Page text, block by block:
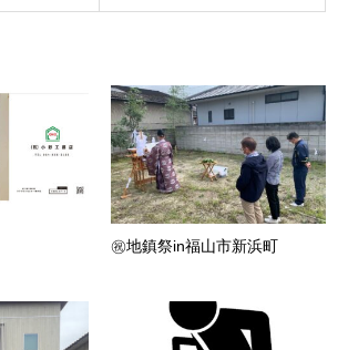
㊗地鎮祭in福山市新浜町